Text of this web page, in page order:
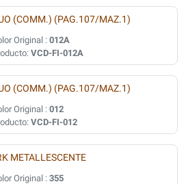
(COMM.) (PAG.107/MAZ.1)
Original :012A
VCD-FI-012A
(COMM.) (PAG.107/MAZ.1)
Original :012
VCD-FI-012
METALLESCENTE
Original :355